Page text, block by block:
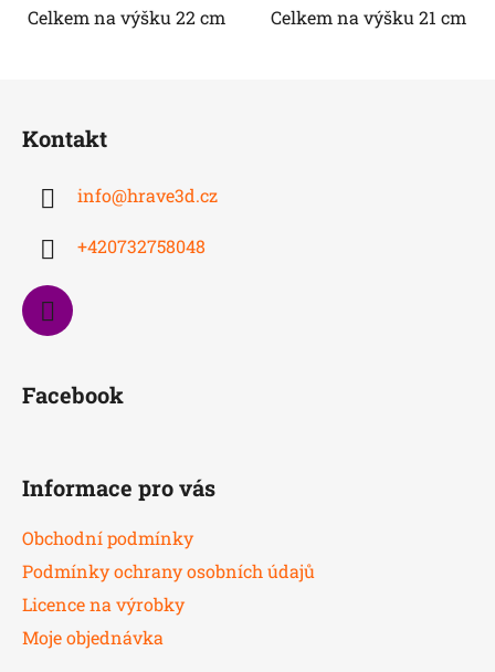
Celkem na výšku 22 cm
Celkem na výšku 21 cm
Kontakt
info@hrave3d.cz
+420732758048
Facebook
Informace pro vás
Obchodní podmínky
Podmínky ochrany osobních údajů
Licence na výrobky
Moje objednávka